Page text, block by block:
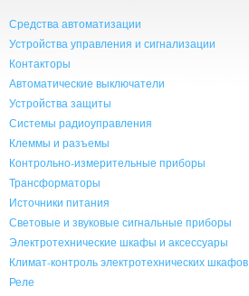
Средства автоматизации
Устройства управления и сигнализации
Контакторы
Автоматические выключатели
Устройства защиты
Системы радиоуправления
Клеммы и разъемы
Контрольно-измерительные приборы
Трансформаторы
Источники питания
Световые и звуковые сигнальные приборы
Электротехнические шкафы и аксессуары
Климат-контроль электротехнических шкафов
Реле